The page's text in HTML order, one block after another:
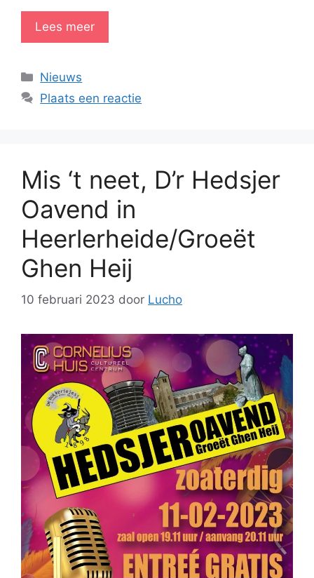
Lees meer
Categorieën
Nieuws
Plaats een reactie
Mis ‘t neet, D’r Hedsjer
Oavend in
Heerlerheide/Groeët
Ghen Heij
10 februari 2023 door Lucho